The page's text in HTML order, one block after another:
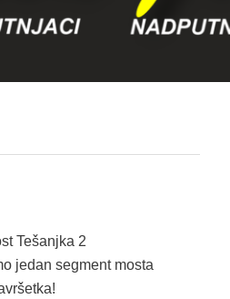
Tešanjka 2
jedan segment mosta